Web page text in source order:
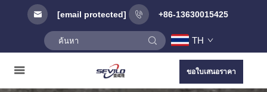
[email protected] +86-13630015425
TH
ขอใบเสนอราคา